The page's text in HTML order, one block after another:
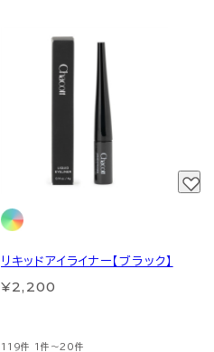
リキッドアイライナー【ブラック】
¥2,200
119件 1件～20件